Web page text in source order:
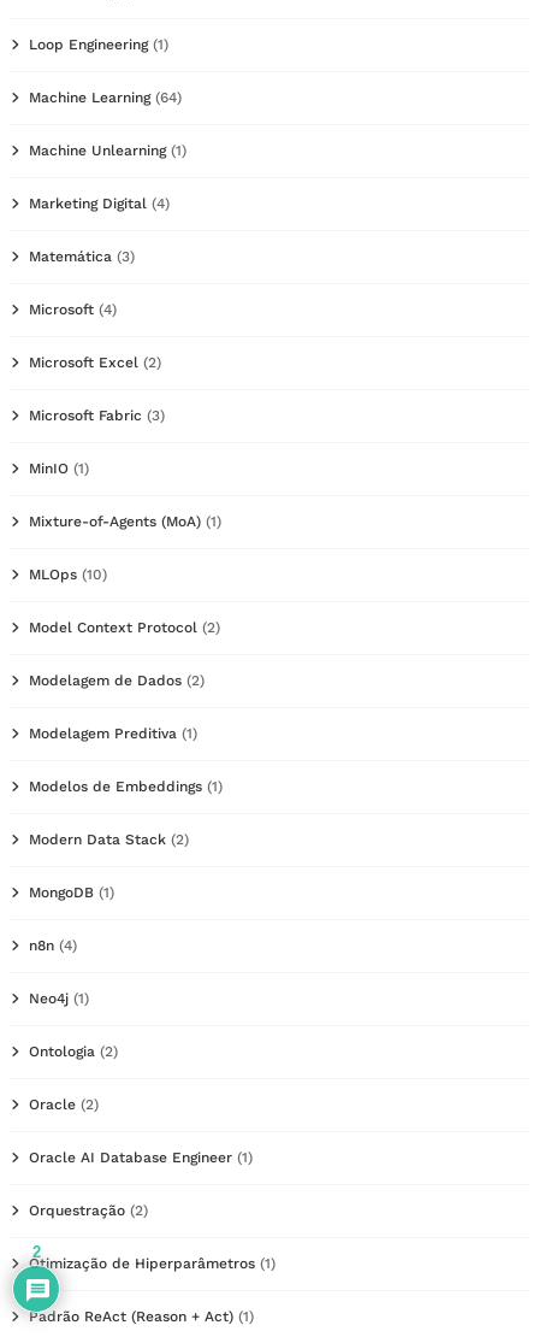
Loop Engineering(1)
Machine Learning(64)
Machine Unlearning(1)
Marketing Digital (4)
Matemática (3)
Microsoft (4)
Microsoft Excel (2)
Microsoft Fabric (3)
MinIO (1)
Mixture-of-Agents (MoA) (1)
MLOps (10)
Model Context Protocol (2)
Modelagem de Dados (2)
Modelagem Preditiva (1)
Modelos de Embeddings (1)
Modern Data Stack (2)
MongoDB (1)
n8n (4)
Neo4j (1)
Ontologia (2)
Oracle (2)
Oracle AI Database Engineer (1)
Orquestração (2)
Otimização de Hiperparâmetros (1)
Padrão ReAct (Reason + Act) (1)
2